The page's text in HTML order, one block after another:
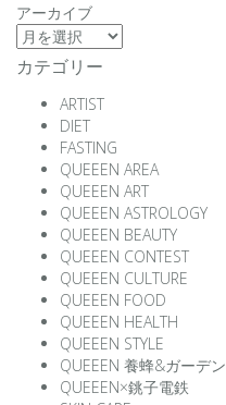
アーカイブ
カテゴリー
ARTIST
DIET
FASTING
QUEEEN AREA
QUEEEN ART
QUEEEN ASTROLOGY
QUEEEN BEAUTY
QUEEEN CONTEST
QUEEEN CULTURE
QUEEEN FOOD
QUEEEN HEALTH
QUEEEN STYLE
QUEEEN 養蜂&ガーデン
QUEEEN×銚子電鉄